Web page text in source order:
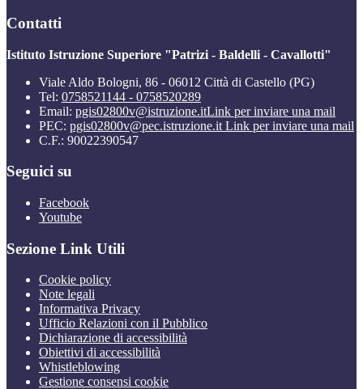
Contatti
Istituto Istruzione Superiore "Patrizi - Baldelli - Cavallotti"
Viale Aldo Bologni, 86 - 06012 Città di Castello (PG)
Tel: 0758521144 - 0758520289
Email: pgis02800v@istruzione.itLink per inviare una mail
PEC: pgis02800v@pec.istruzione.it Link per inviare una mail
C.F.: 90022390547
Seguici su
Facebook
Youtube
Sezione Link Utili
Cookie policy
Note legali
Informativa Privacy
Ufficio Relazioni con il Pubblico
Dichiarazione di accessibilità
Obiettivi di accessibilità
Whistleblowing
Gestione consensi cookie